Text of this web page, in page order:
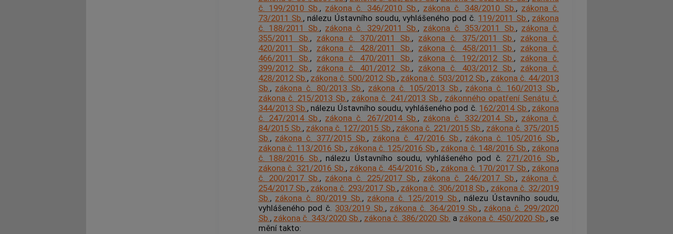
č. 199/2010 Sb., zákona č. 346/2010 Sb., zákona č. 348/2010 Sb., zákona č.
73/2011 Sb., nálezu Ústavního soudu, vyhlášeného pod č. 119/2011 Sb., zákona
č. 188/2011 Sb., zákona č. 329/2011 Sb., zákona č. 353/2011 Sb., zákona č.
355/2011 Sb., zákona č. 370/2011 Sb., zákona č. 375/2011 Sb., zákona č.
420/2011 Sb., zákona č. 428/2011 Sb., zákona č. 458/2011 Sb., zákona č.
466/2011 Sb., zákona č. 470/2011 Sb., zákona č. 192/2012 Sb., zákona č.
399/2012 Sb., zákona č. 401/2012 Sb., zákona č. 403/2012 Sb., zákona č.
428/2012 Sb., zákona č. 500/2012 Sb., zákona č. 503/2012 Sb., zákona č. 44/2013
Sb., zákona č. 80/2013 Sb., zákona č. 105/2013 Sb., zákona č. 160/2013 Sb.,
zákona č. 215/2013 Sb., zákona č. 241/2013 Sb., zákonného opatření Senátu č.
344/2013 Sb., nálezu Ústavního soudu, vyhlášeného pod č. 162/2014 Sb., zákona
č. 247/2014 Sb., zákona č. 267/2014 Sb., zákona č. 332/2014 Sb., zákona č.
84/2015 Sb., zákona č. 127/2015 Sb., zákona č. 221/2015 Sb., zákona č. 375/2015
Sb., zákona č. 377/2015 Sb., zákona č. 47/2016 Sb., zákona č. 105/2016 Sb.,
zákona č. 113/2016 Sb., zákona č. 125/2016 Sb., zákona č. 148/2016 Sb., zákona
č. 188/2016 Sb., nálezu Ústavního soudu, vyhlášeného pod č. 271/2016 Sb.,
zákona č. 321/2016 Sb., zákona č. 454/2016 Sb., zákona č. 170/2017 Sb., zákona
č. 200/2017 Sb., zákona č. 225/2017 Sb., zákona č. 246/2017 Sb., zákona č.
254/2017 Sb., zákona č. 293/2017 Sb., zákona č. 306/2018 Sb., zákona č. 32/2019
Sb., zákona č. 80/2019 Sb., zákona č. 125/2019 Sb., nálezu Ústavního soudu,
vyhlášeného pod č. 303/2019 Sb., zákona č. 364/2019 Sb., zákona č. 299/2020
Sb., zákona č. 343/2020 Sb., zákona č. 386/2020 Sb. a zákona č. 450/2020 Sb., se
mění takto: